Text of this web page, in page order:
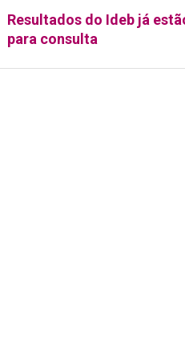
Resultados do Ideb já
para consulta